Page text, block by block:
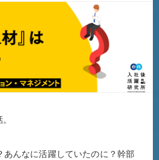
あんなに活躍していたのに？幹部